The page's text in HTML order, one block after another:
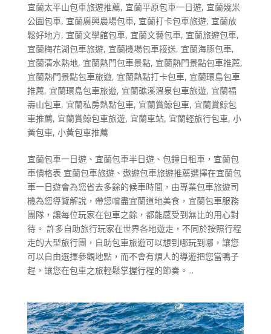
宜蘭太平山包車旅遊推薦, 宜蘭平原包車一日遊, 宜蘭幾米
公園包車, 宜蘭廣興農場包車, 宜蘭打卡包車旅遊, 宜蘭放
鬆好地方, 宜蘭文學館包車, 宜蘭文藝包車, 宜蘭旅遊包車,
宜蘭梅花湖包車旅遊, 宜蘭機場包車接送, 宜蘭海豚包車,
宜蘭清水熱地, 宜蘭熱門包車景點, 宜蘭熱門景點包車推薦,
宜蘭熱門景點包車旅遊, 宜蘭熱點打卡包車, 宜蘭環島包車
推薦, 宜蘭環島包車旅遊, 宜蘭礁溪溫泉包車旅遊, 宜蘭福
壽山包車, 宜蘭私房熱點包車, 宜蘭賞鯨包車, 宜蘭賞鯨包
車推薦, 宜蘭賞鯨包車旅遊, 宜蘭車站, 宜蘭輕旅行包車, 小
黃包車, 小黃包車推薦
宜蘭包車一日遊、宜蘭包車半日遊、包鐘日租車，宜蘭包
車價格表 宜蘭包車旅遊、遨遊包車旅遊推薦選擇在宜蘭包
車一日遊會為您省去多餘的候車時間，由專業包車旅遊司
機為您導覽解說，帶您嚐盡宜蘭道地美食，宜蘭包車服務
團隊，讓每位玩家在包車之餘，都能感受到無比的用心對
待。 許多自助旅行玩家在世界各地遊走，不同於按照行程
走的大型旅行團，自助包車旅遊可以想到哪玩到哪，讓您
可以自由選擇參觀地點，而不會有煩人的導遊把您當鴨子
趕，讓您在包車之旅輕鬆掌握行程的節奏。...